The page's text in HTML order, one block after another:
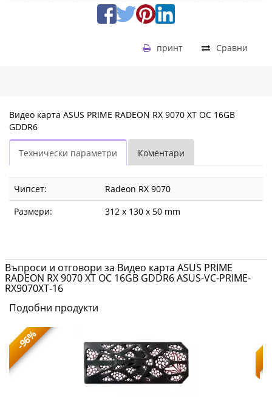
Сравни
принт
Видео карта ASUS PRIME RADEON RX 9070 XT OC 16GB
GDDR6
Технически параметри Коментари
Чипсет:
Radeon RX 9070
Размери:
312 x 130 x 50 mm
Въпроси и отговори за Видео карта ASUS PRIME
RADEON RX 9070 XT OC 16GB GDDR6 ASUS-VC-PRIME-
RX9070XT-16
Подобни продукти
-96%